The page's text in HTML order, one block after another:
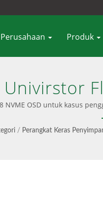
Perusahaan Produk
Univirstor
NVME OSD untuk kasus
dan antarmuka
yang mulus, menawarkan
/ Perangkat Keras